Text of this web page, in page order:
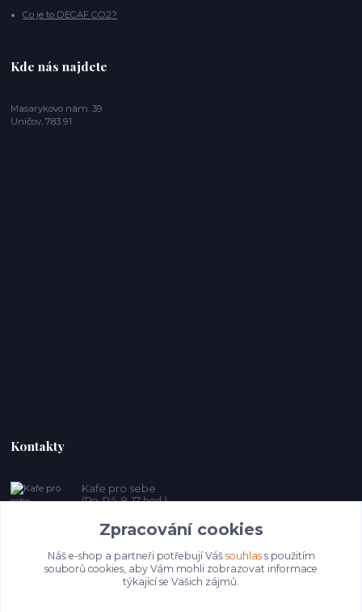
Co je to DECAF CO2?
Kde nás najdete
Masarykovo nám. 39
Uničov, 783 91
Kontakty
Kafe pro sebe
(Po-Pá, 9-17 hod.)
prosebeunicov@seznam.cz
Zpracování cookies
Náš e-shop a partneři potřebují Váš souhlass použitím
souborů cookies, aby Vám mohli zobrazovat informace
týkající se Vašich zájmů.